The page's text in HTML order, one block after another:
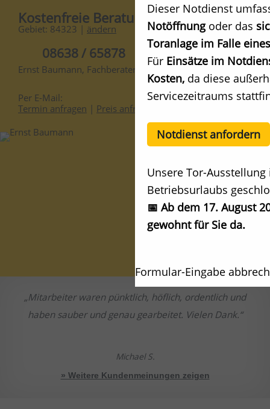
Kostenfreie Beratung
Gebiet: 84323 | ändern
08638 / 65878
Ernst Baumann, Fachberater
Per E-Mail:
Termin anfragen | Preis anfragen
Mitarbeiter waren pünktlich, höflich, ordentlich und
haben sauber und genau gearbeitet. Vielen Dank.
Michael S.
» Weitere Kundenmeinungen zeigen
Dieser Notdienst
Notöffnung oder das
Toranlage im Falle
Für Einsätze im
Kosten, da diese
Servicezeitraums
Notdienst anfordern
Unsere Tor-
Betriebsurlaubs
📅 Ab dem 17. August
gewohnt für Sie da.
Formular-Eingabe